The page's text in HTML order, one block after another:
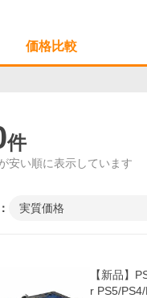
価格比較
件
安い順に表示しています
実質価格
【新品】
r PS5/PS4/